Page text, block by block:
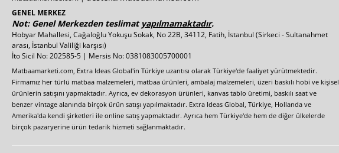
GENEL MERKEZ
Not: Genel Merkezden teslimat yapılmamaktadır.
Hobyar Mahallesi, Cağaloğlu Yokuşu Sokak, No 22B, 34112, Fatih, İstanbul (Sirkeci - Sultanahmet
arası, İstanbul Valiliği karşısı)
İto Sicil No: 202585-5 | Mersis No: 0381083005700001
Matbaamarketi.com, Extra Ideas Global'in Türkiye uzantısı olarak Türkiye'de faaliyet yürütmektedir.
Firmamız her türlü matbaa malzemeleri, matbaa ürünleri, ambalaj malzemeleri, üzeri baskılı hobi ve kişisel
ürünlerin satışını yapmaktadır. Ayrıca, ev dekorasyon ürünleri, kanvas tablo üretimi, baskılı saat ve
benzer vintage alanında birçok ürün satışı yapılmaktadır. Extra Ideas Global, Türkiye, Hollanda ve
Amerika'da kendi şirketleri ile online satış yapmaktadır. Ayrıca hem Türkiye'de hem de diğer ülkelerde
birçok pazaryerine ürün tedarik hizmeti sağlanmaktadır.